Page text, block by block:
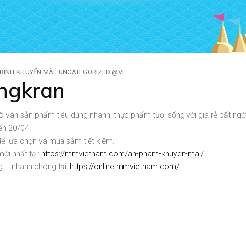
KHUYẾN MÃI UNCATEGORIZED @VI
vàn sản phẩm tiêu dùng nhanh, thực phẩm tươi sống với giá rẻ bất ngờ.
20/04.
lựa chọn và mua sắm tiết kiệm.
nhất tại: https://mmvietnam.com/an-pham-khuyen-mai/
– nhanh chóng tại: https://online.mmvietnam.com/